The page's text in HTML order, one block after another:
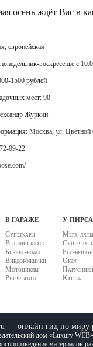
осень ждёт Вас в
европейская
воскресенье с
1500 рублей
мест: 90
Журкин
Москва, ул. Цветной
09-22
.com/
в гараже
Суперкары
Высший класс
Бизнес-класс
Внедорожники
Мотоциклы
Ретро-авто
у пирса
Мега-яхты
Супер
Fly-bridge
Open
Парусники
Катера
— онлайн гид по миру
дом «Luxury
материалов